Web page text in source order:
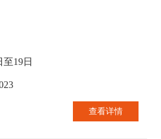
至19日
查看详情